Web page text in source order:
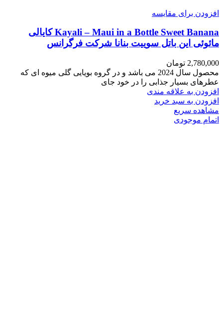
افزودن برای مقایسه
Kayali – Maui in a Bottle Sweet Banana کایالی
مائوئی این باتل سوییت بنانا شرکت فرگرانس
2,780,000 تومان
محصول سال 2024 می باشد و در گروه بویایی گلی میوه ای که
عطرهای بسیار جذابی را در خود جای
افزودن به علاقه مندی
افزودن به سبد خرید
مشاهده سریع
اتمام موجودی